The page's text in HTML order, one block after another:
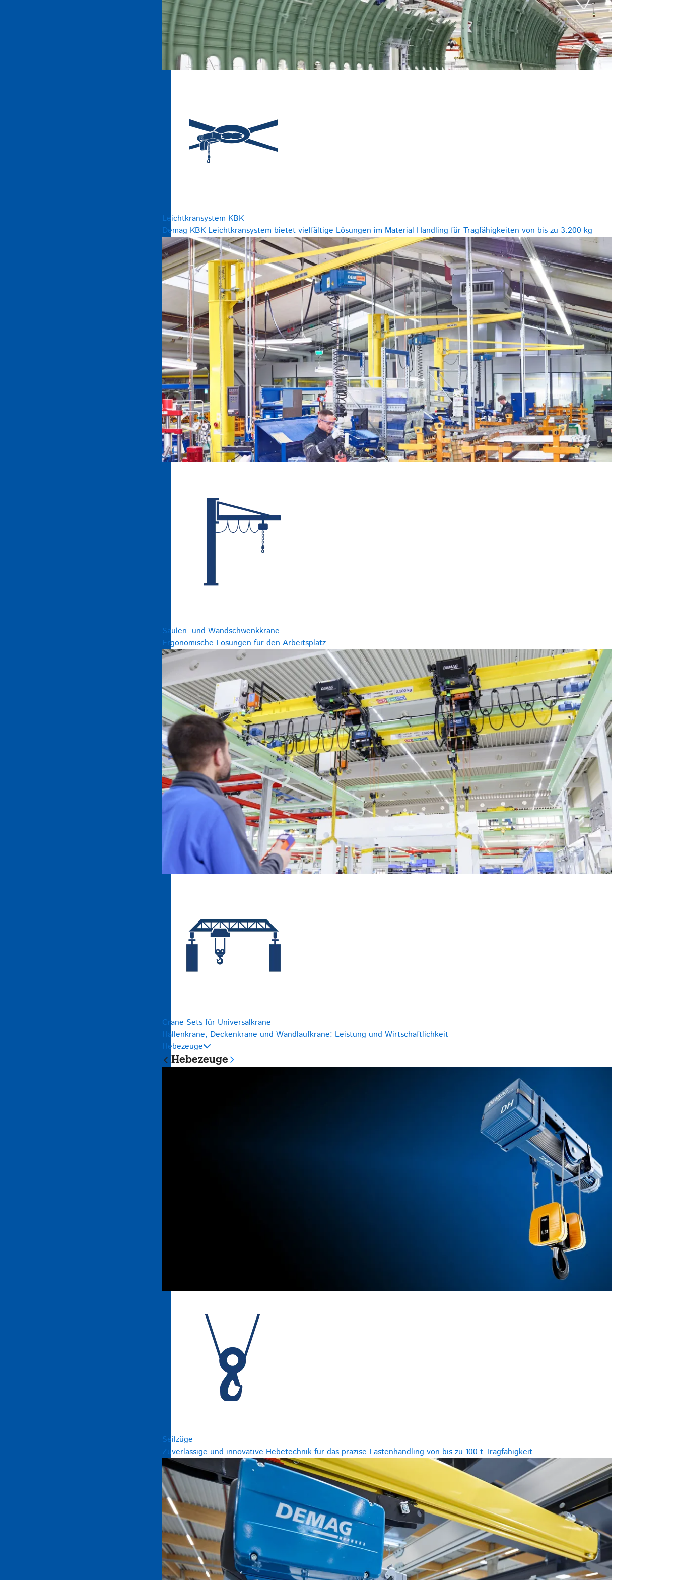
Leichtkransystem KBK
Demag KBK Leichtkransystem bietet vielfältige Lösungen im Material Handling für Tragfähigkeiten von bis zu 3.200 kg
Säulen- und Wandschwenkkrane
Ergonomische Lösungen für den Arbeitsplatz
Crane Sets für Universalkrane
Hallenkrane, Deckenkrane und Wandlaufkrane: Leistung und Wirtschaftlichkeit
Hebezeuge
Hebezeuge
Seilzüge
Zuverlässige und innovative Hebetechnik für das präzise Lastenhandling von bis zu 100 t Tragfähigkeit